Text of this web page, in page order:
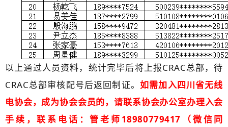
以上通过人员资料，统计完毕后将上报CRAC总部，待
CRAC总部审核配号后返回制证。 如需加入四川省无线
电协会，成为协会会员的，请联系协会办公室办理入会
手续，联系电话：管老师18980779417（微信同